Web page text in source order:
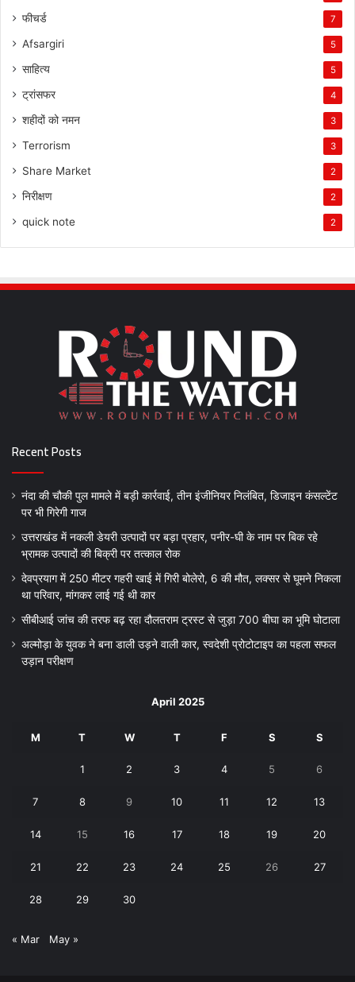
फीचर्ड 7
Afsargiri 5
साहित्य 5
ट्रांसफर 4
शहीदों को नमन 3
Terrorism 3
Share Market 2
निरीक्षण 2
quick note 2
Recent Posts
नंदा की चौकी पुल मामले में बड़ी कार्रवाई, तीन इंजीनियर निलंबित, डिजाइन कंसल्टेंट
पर भी गिरेगी गाज
उत्तराखंड में नकली डेयरी उत्पादों पर बड़ा प्रहार, पनीर-घी के नाम पर बिक रहे
भ्रामक उत्पादों की बिक्री पर तत्काल रोक
देवप्रयाग में 250 मीटर गहरी खाई में गिरी बोलेरो, 6 की मौत, लक्सर से घूमने निकला
था परिवार, मांगकर लाई गई थी कार
सीबीआई जांच की तरफ बढ़ रहा दौलतराम ट्रस्ट से जुड़ा 700 बीघा का भूमि घोटाला
अल्मोड़ा के युवक ने बना डाली उड़ने वाली कार, स्वदेशी प्रोटोटाइप का पहला सफल
उड़ान परीक्षण
April 2025
M T W T F S S
1 2 3 4 5 6
7 8 9 10 11 12 13
14 15 16 17 18 19 20
21 22 23 24 25 26 27
28 29 30
« Mar May »